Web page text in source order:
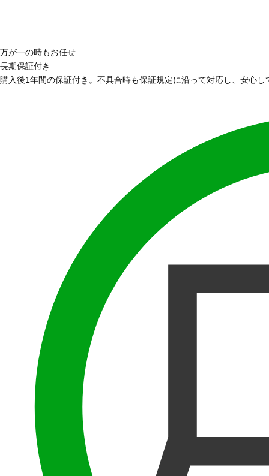
万が一の時もお任せ
長期保証付き
購入後1年間の保証付き。不具合時も保証規定に沿って対応し、安心